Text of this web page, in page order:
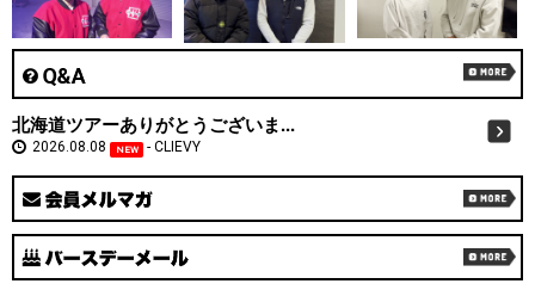
北海道ツアーありがとうございま...
2026.08.08 NEW CLIEVY